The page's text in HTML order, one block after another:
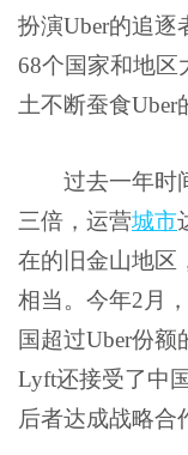
扮演Uber的追逐
68个国家和地区
土不断蚕食Uber
过去一年时间
三倍，运营城市
在的旧金山地区
相当。今年2月
国超过Uber份额
Lyft还接受了中
后者达成战略合